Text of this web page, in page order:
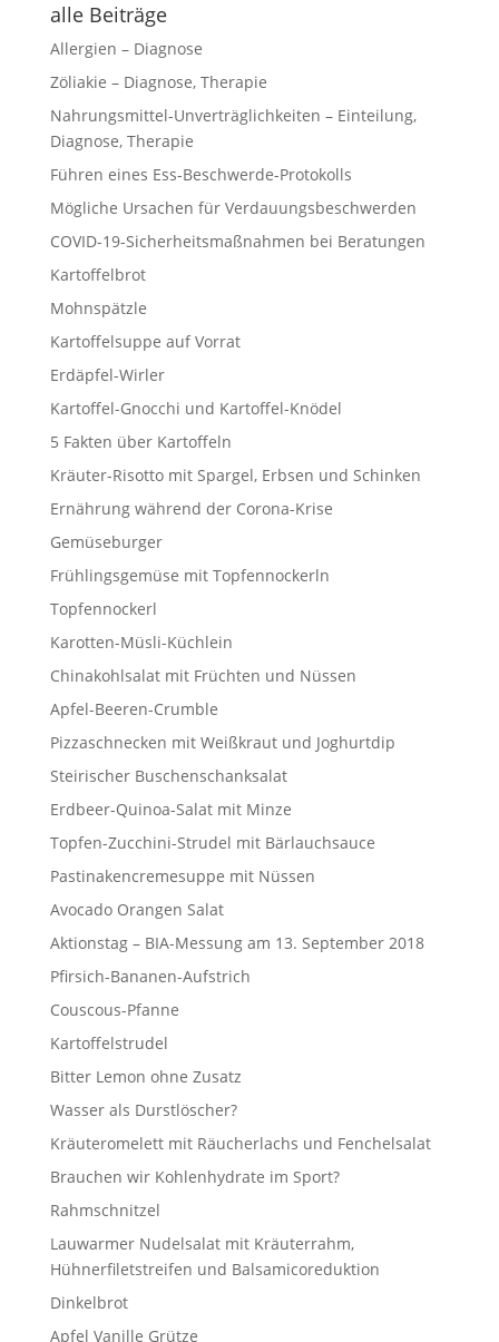
alle Beiträge
Allergien – Diagnose
Zöliakie – Diagnose, Therapie
Nahrungsmittel-Unverträglichkeiten – Einteilung,
Diagnose, Therapie
Führen eines Ess-Beschwerde-Protokolls
Mögliche Ursachen für Verdauungsbeschwerden
COVID-19-Sicherheitsmaßnahmen bei Beratungen
Kartoffelbrot
Mohnspätzle
Kartoffelsuppe auf Vorrat
Erdäpfel-Wirler
Kartoffel-Gnocchi und Kartoffel-Knödel
5 Fakten über Kartoffeln
Kräuter-Risotto mit Spargel, Erbsen und Schinken
Ernährung während der Corona-Krise
Gemüseburger
Frühlingsgemüse mit Topfennockerln
Topfennockerl
Karotten-Müsli-Küchlein
Chinakohlsalat mit Früchten und Nüssen
Apfel-Beeren-Crumble
Pizzaschnecken mit Weißkraut und Joghurtdip
Steirischer Buschenschanksalat
Erdbeer-Quinoa-Salat mit Minze
Topfen-Zucchini-Strudel mit Bärlauchsauce
Pastinakencremesuppe mit Nüssen
Avocado Orangen Salat
Aktionstag – BIA-Messung am 13. September 2018
Pfirsich-Bananen-Aufstrich
Couscous-Pfanne
Kartoffelstrudel
Bitter Lemon ohne Zusatz
Wasser als Durstlöscher?
Kräuteromelett mit Räucherlachs und Fenchelsalat
Brauchen wir Kohlenhydrate im Sport?
Rahmschnitzel
Lauwarmer Nudelsalat mit Kräuterrahm,
Hühnerfiletstreifen und Balsamicoreduktion
Dinkelbrot
Apfel Vanille Grütze